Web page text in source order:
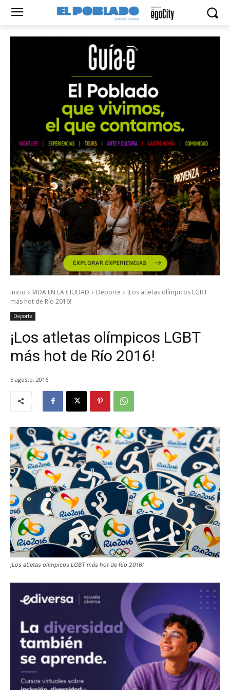
Inicio VIDA EN LA CIUDAD Deporte
¡Los atletas olímpicos LGBT
más hot de Río 2016!
Deporte
¡Los atletas olímpicos LGBT
más hot de Río 2016!
5 agosto, 2016
¡Los atletas olímpicos LGBT más hot de Río 2016!